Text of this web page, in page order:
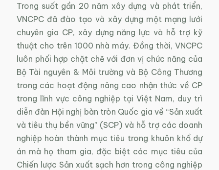
Trong suốt gần 20 năm xây dựng và phát triển,
VNCPC đã đào tạo và xây dựng một mạng lưới
chuyên gia CP, xây dựng năng lực và hỗ trợ kỹ
thuật cho trên 1000 nhà máy. Đồng thời, VNCPC
luôn phối hợp chặt chẽ với đơn vị chức năng của
Bộ Tài nguyên & Môi trường và Bộ Công Thương
trong các hoạt động nâng cao nhận thức về CP
trong lĩnh vực công nghiệp tại Việt Nam, duy trì
diễn đàn Hội nghị bàn tròn Quốc gia về “Sản xuất
và tiêu thụ bền vững” (SCP) và hỗ trợ các doanh
nghiệp hoàn thành mục tiêu trong khuôn khổ dự
án mà họ tham gia, đặc biệt các mục tiêu của
Chiến lược Sản xuất sạch hơn trong công nghiệp